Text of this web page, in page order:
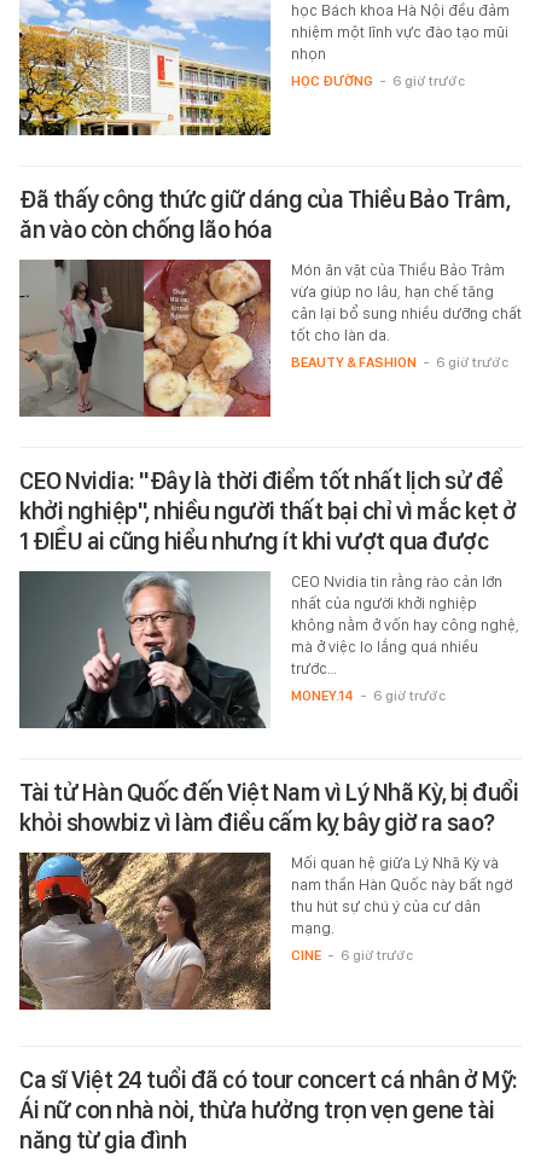
học Bách khoa Hà Nội đều đảm
nhiệm một lĩnh vực đào tạo mũi
nhọn
HỌC ĐƯỜNG - 6 giờ trước
Đã thấy công thức giữ dáng của Thiều Bảo Trâm,
ăn vào còn chống lão hóa
Món ăn vặt của Thiều Bảo Trâm
vừa giúp no lâu, hạn chế tăng
cân lại bổ sung nhiều dưỡng chất
tốt cho làn da.
BEAUTY & FASHION - 6 giờ trước
CEO Nvidia: "Đây là thời điểm tốt nhất lịch sử để
khởi nghiệp", nhiều người thất bại chỉ vì mắc kẹt ở
1 ĐIỀU ai cũng hiểu nhưng ít khi vượt qua được
CEO Nvidia tin rằng rào cản lớn
nhất của người khởi nghiệp
không nằm ở vốn hay công nghệ,
mà ở việc lo lắng quá nhiều
trước…
MONEY.14 - 6 giờ trước
Tài tử Hàn Quốc đến Việt Nam vì Lý Nhã Kỳ, bị đuổi
khỏi showbiz vì làm điều cấm kỵ bây giờ ra sao?
Mối quan hệ giữa Lý Nhã Kỳ và
nam thần Hàn Quốc này bất ngờ
thu hút sự chú ý của cư dân
mạng.
CINE - 6 giờ trước
Ca sĩ Việt 24 tuổi đã có tour concert cá nhân ở Mỹ:
Ái nữ con nhà nòi, thừa hưởng trọn vẹn gene tài
năng từ gia đình